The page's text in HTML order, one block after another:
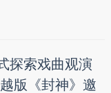
探索戏曲观演
版《封神》邀